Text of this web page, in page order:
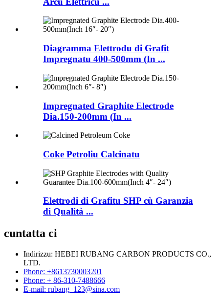
Diagramma Elettrodu di Grafit
Impregnatu 400-500mm (In ...
Impregnated Graphite Electrode
Dia.150-200mm (In ...
Coke Petroliu Calcinatu
Elettrodi di Grafitu SHP cù Garanzia
di Qualità ...
cuntatta ci
Indirizzu: HEBEI RUBANG CARBON PRODUCTS CO.,
LTD.
Phone: +8613730003201
Phone: + 86-310-7488666
E-mail: rubang_123@sina.com